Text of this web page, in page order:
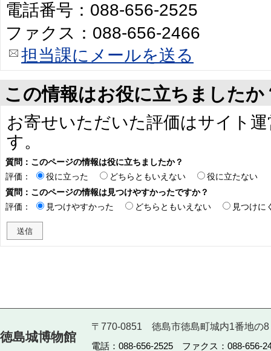
電話番号：088-656-2525
ファクス：088-656-2466
担当課にメールを送る
この情報はお役に立ちましたか
お寄せいただいた評価はサイト
す。
質問：このページの情報は役に立ちましたか？
評価：
役に立った どちらともいえない
役に立たない
質問：このページの情報は見つけやすかったですか？
評価：
見つけやすかった どちらともいえない 見つけに
徳島城博物館
〒770-0851 徳島市徳島町城内1番地の8
電話：088-656-2525 ファクス：088-656-